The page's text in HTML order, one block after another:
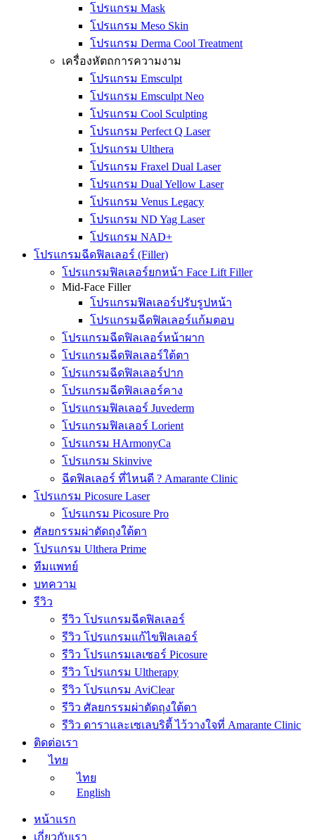
โปรแกรม Mask
โปรแกรม Meso Skin
โปรแกรม Derma Cool Treatment
เครื่องหัตถการความงาม
โปรแกรม Emsculpt
โปรแกรม Emsculpt Neo
โปรแกรม Cool Sculpting
โปรแกรม Perfect Q Laser
โปรแกรม Ulthera
โปรแกรม Fraxel Dual Laser
โปรแกรม Dual Yellow Laser
โปรแกรม Venus Legacy
โปรแกรม ND Yag Laser
โปรแกรม NAD+
โปรแกรมฉีดฟิลเลอร์ (Filler)
โปรแกรมฟิลเลอร์ยกหน้า Face Lift Filler
Mid-Face Filler
โปรแกรมฟิลเลอร์ปรับรูปหน้า
โปรแกรมฉีดฟิลเลอร์แก้มตอบ
โปรแกรมฉีดฟิลเลอร์หน้าผาก
โปรแกรมฉีดฟิลเลอร์ใต้ตา
โปรแกรมฉีดฟิลเลอร์ปาก
โปรแกรมฉีดฟิลเลอร์คาง
โปรแกรมฟิลเลอร์ Juvederm
โปรแกรมฟิลเลอร์ Lorient
โปรแกรม HArmonyCa
โปรแกรม Skinvive
ฉีดฟิลเลอร์ ที่ไหนดี ? Amarante Clinic
โปรแกรม Picosure Laser
โปรแกรม Picosure Pro
ศัลยกรรมผ่าตัดถุงใต้ตา
โปรแกรม Ulthera Prime
ทีมแพทย์
บทความ
รีวิว
รีวิว โปรแกรมฉีดฟิลเลอร์
รีวิว โปรแกรมแก้ไขฟิลเลอร์
รีวิว โปรแกรมเลเซอร์ Picosure
รีวิว โปรแกรม Ultherapy
รีวิว โปรแกรม AviClear
รีวิว ศัลยกรรมผ่าตัดถุงใต้ตา
รีวิว ดาราและเซเลบริตี้ ไว้วางใจที่ Amarante Clinic
ติดต่อเรา
ไทย
ไทย
English
หน้าแรก
เกี่ยวกับเรา